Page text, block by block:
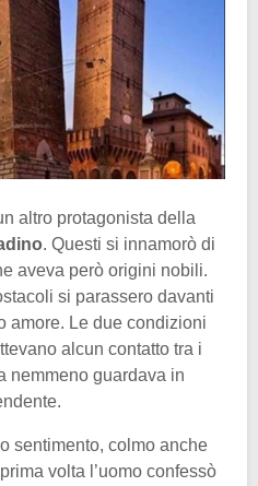
altro protagonista della
. Questi si innamorò di
aveva però origini nobili.
si parassero davanti
amore. Le due condizioni
alcun contatto tra i
nemmeno guardava in
sentimento, colmo anche
volta l’uomo confessò